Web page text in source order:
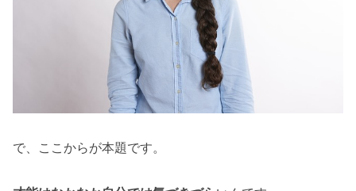
で、ここからが本題です。